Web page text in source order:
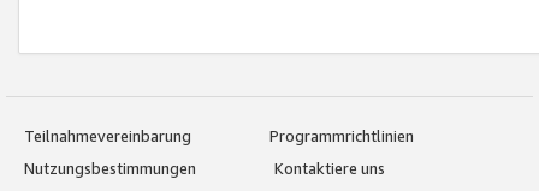
Teilnahmevereinbarung
Programmrichtlinien
Nutzungsbestimmungen
Kontaktiere uns